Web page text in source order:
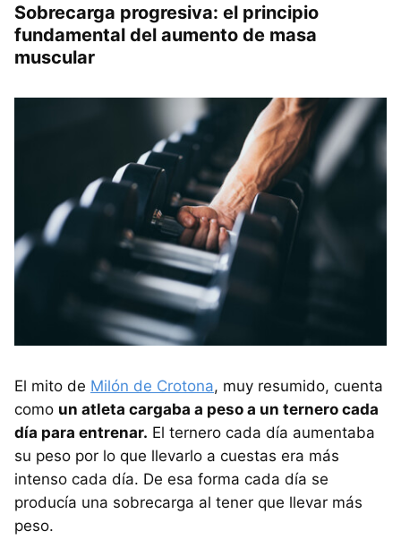
Sobrecarga progresiva: el principio
fundamental del aumento de masa
muscular
El mito de Milón de Crotona, muy resumido, cuenta
como un atleta cargaba a peso a un ternero cada
día para entrenar. El ternero cada día aumentaba
su peso por lo que llevarlo a cuestas era más
intenso cada día. De esa forma cada día se
producía una sobrecarga al tener que llevar más
peso.